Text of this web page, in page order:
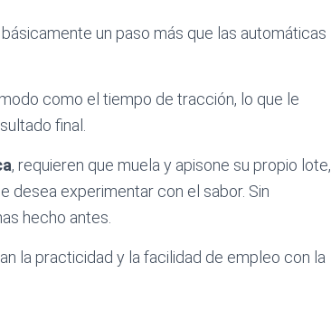
un paso más que las automáticas
como el tiempo de tracción, lo que le
final.
, requieren que muela y apisone su propio lote,
desea experimentar con el sabor. Sin
hecho antes.
la practicidad y la facilidad de empleo con la